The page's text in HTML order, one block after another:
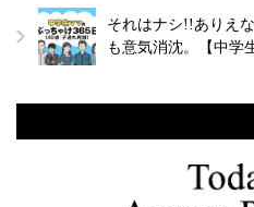
それはナシ!!ありえ
も意気消沈。【中学